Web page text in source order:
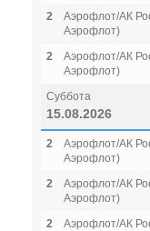
2
Аэрофлот/АК
Аэрофлот)
2
Аэрофлот/АК
Аэрофлот)
Суббота
15.08.2026
2
Аэрофлот/АК
Аэрофлот)
2
Аэрофлот/АК
Аэрофлот)
2
Аэрофлот/АК